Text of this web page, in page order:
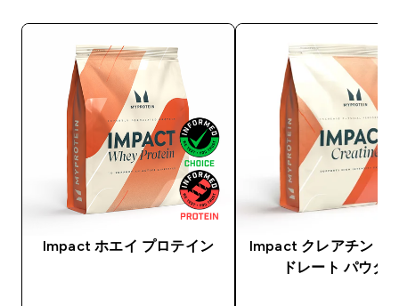
Impact ホエイ プロテイン
Impact クレアチン モ
ドレート パウダ